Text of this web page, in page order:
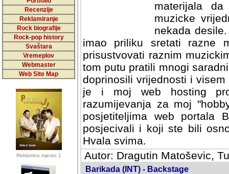
Recenzije
Reklamiranje
Rock biografije
Rock-pop history
Svaštara
Vremeplov
Webmaster
Web Site Map
Reklamno mjesto 1
materijala
muzicke
nekada
imao priliku sretati razne
prisustvovati raznim
tom putu pratili mnogi
doprinosili vrijednosti i
je i moj web hosting
razumijevanja za moj
posjetiteljima web portala
posjecivali i koji ste bili
Hvala svima.
Autor: Dragutin Matoševic,
Barikada (INT) - Backstage